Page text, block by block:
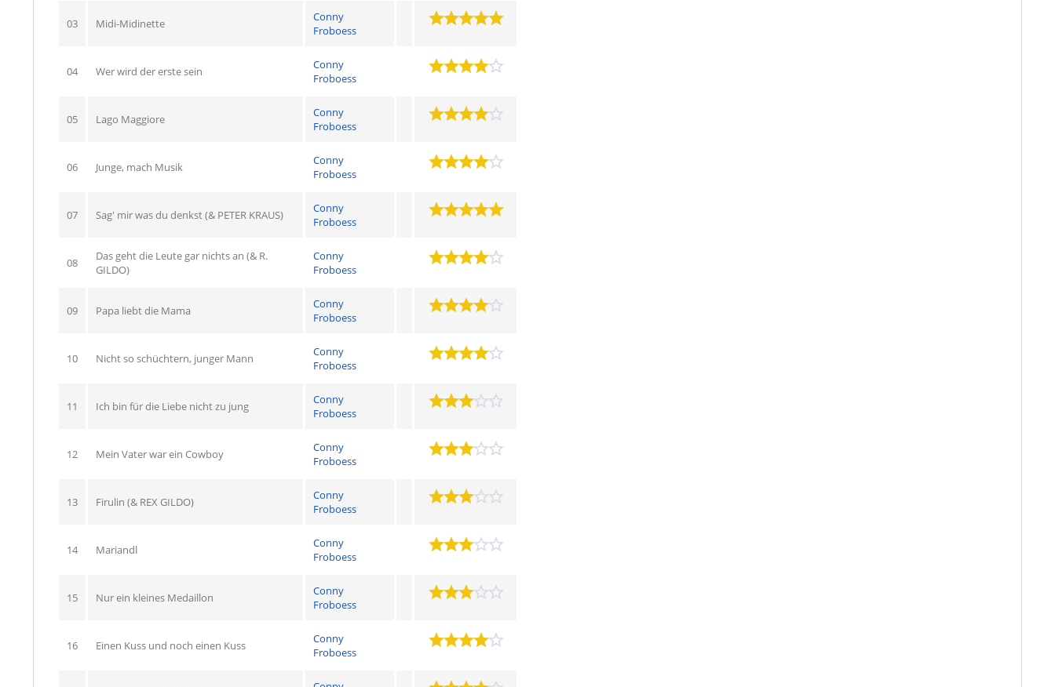
03 Midi-Midinette
Conny
Froboess
04 Wer wird der erste sein
Conny
Froboess
05 Lago Maggiore
Conny
Froboess
06 Junge, mach Musik
Conny
Froboess
07 Sag' mir was du denkst (& PETER KRAUS)
Conny
Froboess
08
Das geht die Leute gar nichts an (& R.
GILDO)
Conny
Froboess
09 Papa liebt die Mama
Conny
Froboess
10 Nicht so schüchtern, junger Mann
Conny
Froboess
11 Ich bin für die Liebe nicht zu jung
Conny
Froboess
12 Mein Vater war ein Cowboy
Conny
Froboess
13 Firulin (& REX GILDO)
Conny
Froboess
14 Mariandl
Conny
Froboess
15 Nur ein kleines Medaillon
Conny
Froboess
16 Einen Kuss und noch einen Kuss
Conny
Froboess